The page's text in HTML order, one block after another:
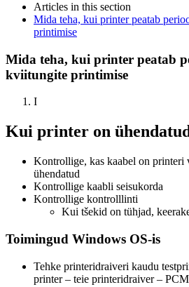
Articles in this section
Mida teha, kui printer peatab
printimise
Mida teha, kui printer peatab
kviitungite printimise
I
Kui printer on
Kontrollige, kas kaabel on printeri
ühendatud
Kontrollige kaabli seisukorda
Kontrollige kontrolllinti
Kui tšekid on tühjad,
Toimingud Windows OS-is
Tehke printeridraiveri kaudu
printer – teie printeridraiver –